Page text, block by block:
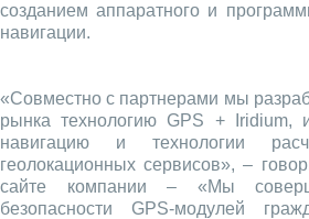
созданием аппаратного и
навигации.
«Совместно с партнерами мы
рынка технологию GPS + Iridium,
навигацию и технологии
геолокационных сервисов», –
сайте компании – «Мы
безопасности GPS-модулей